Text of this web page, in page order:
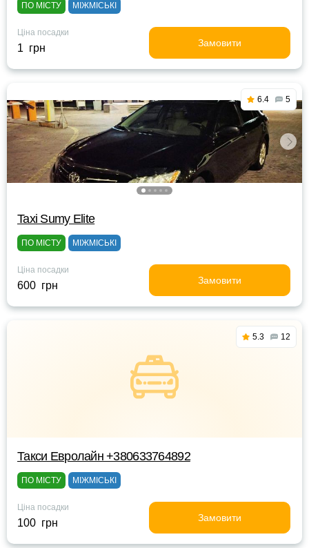
ПО МІСТУ МІЖМІСЬКІ
Ціна посадки
1 грн Замовити
6.4 5
Taxi Sumy Elite
ПО МІСТУ МІЖМІСЬКІ
Ціна посадки
600 грн Замовити
5.3 12
Такси Евролайн +380633764892
ПО МІСТУ МІЖМІСЬКІ
Ціна посадки
100 грн Замовити